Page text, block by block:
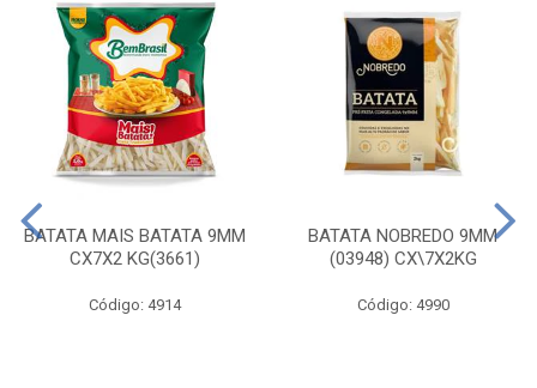
BATATA MAIS BATATA 9MM
CX7X2 KG(3661)
Código: 4914
BATATA NOBREDO 9MM
(03948) CX\7X2KG
Código: 4990